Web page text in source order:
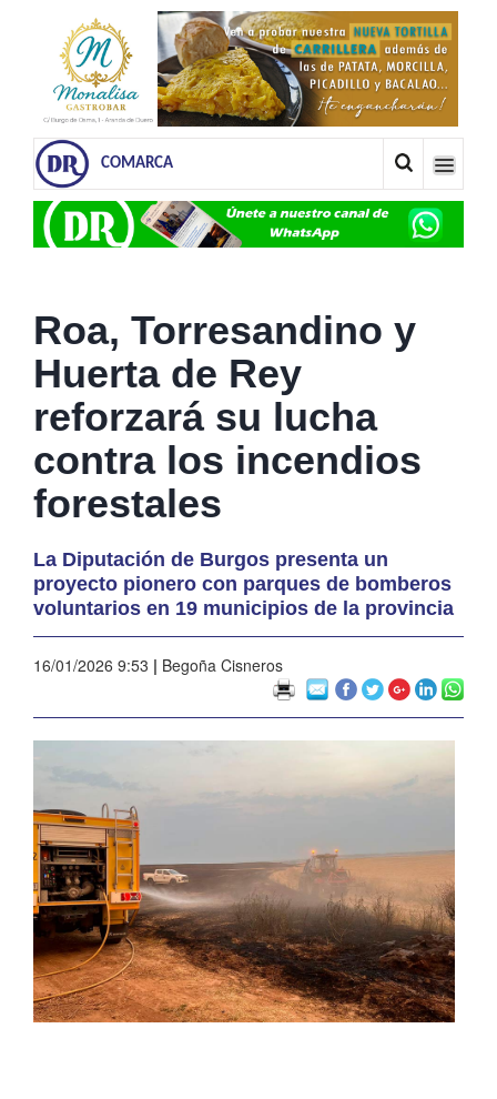
COMARCA
Roa, Torresandino y
Huerta de Rey
reforzará su lucha
contra los incendios
forestales
La Diputación de Burgos presenta un
proyecto pionero con parques de bomberos
voluntarios en 19 municipios de la provincia
16/01/2026 9:53 | Begoña Cisneros